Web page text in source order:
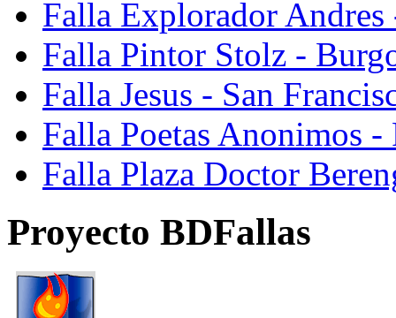
Falla Explorador Andres
Falla Pintor Stolz -
Falla Jesus - San
Falla Poetas Anonimos
Falla Plaza Doctor
Proyecto BDFallas